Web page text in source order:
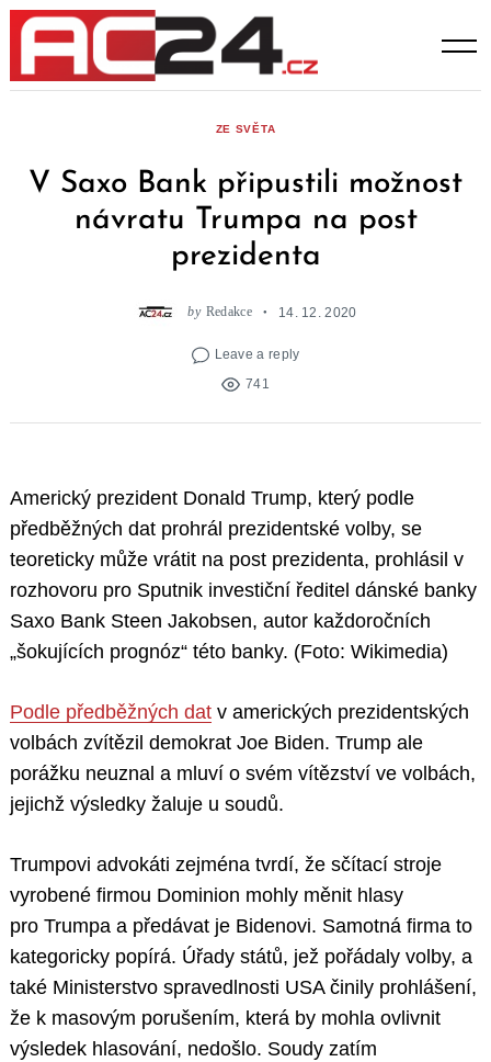
Skip
content
ZE SVĚTA
V Saxo Bank připustili možnost
návratu Trumpa na post
prezidenta
by Redakce 14. 12. 2020
Leave a reply
741
Americký prezident Donald Trump, který podle
předběžných dat prohrál prezidentské volby, se
teoreticky může vrátit na post prezidenta, prohlásil v
rozhovoru pro Sputnik investiční ředitel dánské banky
Saxo Bank Steen Jakobsen, autor každoročních
„šokujících prognóz“ této banky. (Foto: Wikimedia)
Podle předběžných dat v amerických prezidentských
volbách zvítězil demokrat Joe Biden. Trump ale
porážku neuznal a mluví o svém vítězství ve volbách,
jejichž výsledky žaluje u soudů.
Trumpovi advokáti zejména tvrdí, že sčítací stroje
vyrobené firmou Dominion mohly měnit hlasy
pro Trumpa a předávat je Bidenovi. Samotná firma to
kategoricky popírá. Úřady států, jež pořádaly volby, a
také Ministerstvo spravedlnosti USA činily prohlášení,
že k masovým porušením, která by mohla ovlivnit
výsledek hlasování, nedošlo. Soudy zatím